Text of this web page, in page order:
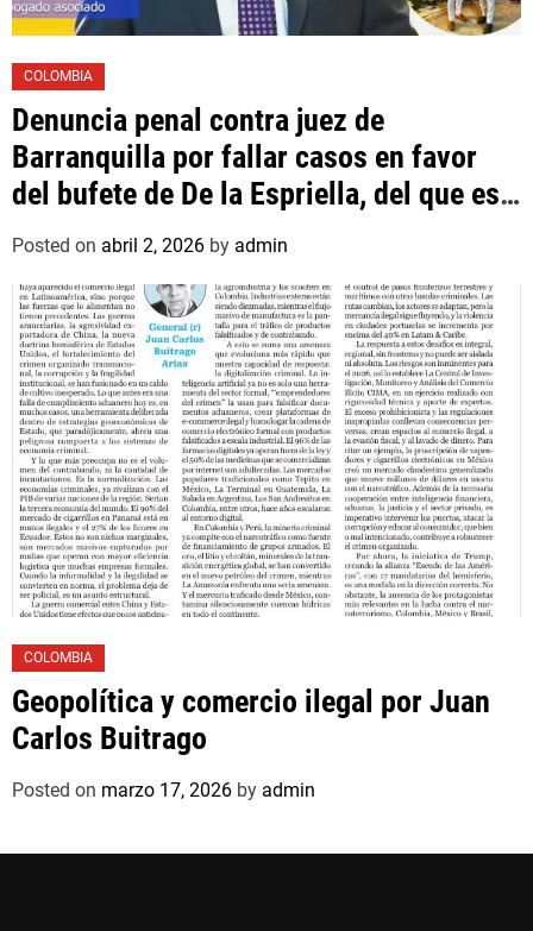
COLOMBIA
Denuncia penal contra juez de
Barranquilla por fallar casos en favor
del bufete de De la Espriella, del que es
asociado un hijo suyo
Posted on abril 2, 2026 by admin
COLOMBIA
Geopolítica y comercio ilegal por Juan
Carlos Buitrago
Posted on marzo 17, 2026 by admin